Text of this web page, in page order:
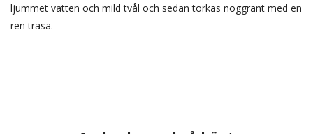
ljummet vatten och mild tvål och sedan torkas noggrant med en
ren trasa.